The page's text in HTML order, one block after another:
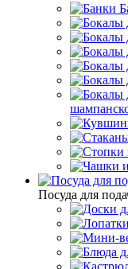
Посуда для